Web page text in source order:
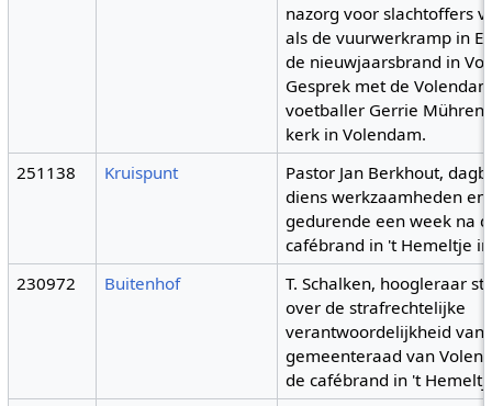
nazorg voor slachtoffers
als de vuurwerkramp in
de nieuwjaarsbrand in
Gesprek met de
voetballer Gerrie Mühren
kerk in Volendam.
251138
Kruispunt
Pastor Jan Berkhout,
diens werkzaamheden
gedurende een week na
cafébrand in 't Hemeltje
230972
Buitenhof
T. Schalken, hoogleraar
over de strafrechtelijke
verantwoordelijkheid van
gemeenteraad van
de cafébrand in 't